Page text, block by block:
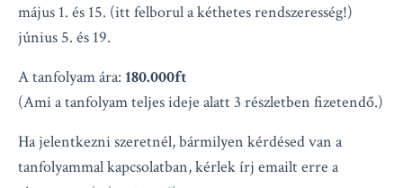
május 1. és 15. (itt felborul a kéthetes rendszeresség!)
június 5. és 19.
A tanfolyam ára: 180.000ft
(Ami a tanfolyam teljes ideje alatt 3 részletben fizetendő.)
Ha jelentkezni szeretnél, bármilyen kérdésed van a
tanfolyammal kapcsolatban, kérlek írj emailt erre a